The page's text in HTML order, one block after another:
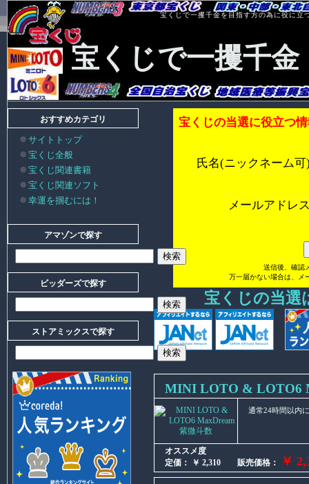
宝くじで一攫千金を目指す方の為に役に立
宝くじで一攫千金
宝くじの当選に役立つ
氏名(ニックネーム可
メールアドレ
送信後、確認
万一届かない場合は、メ
宝くじの当選
MINI LOTO & LOTO6
通常24時間以内
オススメ度
定価： ￥ 2,310 販売価格：
￥
おすすめカテゴリ
サイトトップ
宝くじ全般
宝くじ関連書籍
宝くじ関連ソフト
幸運を掴むには！
アマゾンで探す
ビッダーズで探す
ストアミックスで探す